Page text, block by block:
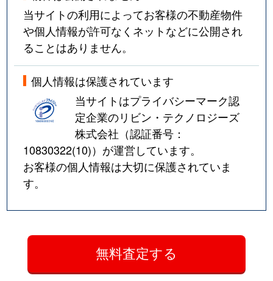
当サイトの利用によってお客様の不動産物件
や個人情報が許可なくネットなどに公開され
ることはありません。
個人情報は保護されています
当サイトはプライバシーマーク認
定企業のリビン・テクノロジーズ
株式会社（認証番号：
10830322(10)）が運営しています。
お客様の個人情報は大切に保護されていま
す。